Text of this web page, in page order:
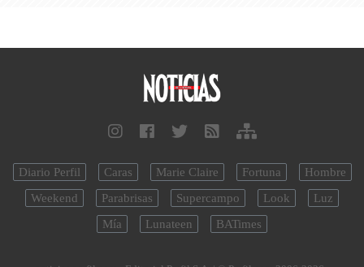
Diario Perfil Caras Marie Claire Fortuna
Hombre
Weekend
Parabrisas Supercampo Look
Luz
Mía
Lunateen BATimes